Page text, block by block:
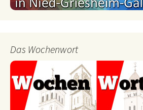
Das Wochenwort